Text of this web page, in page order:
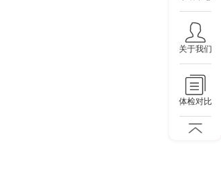
关于我们
体检对比